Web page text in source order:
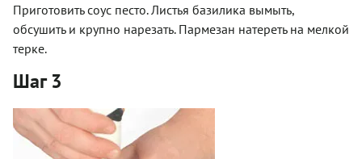
Приготовить соус песто. Листья базилика вымыть,
обсушить и крупно нарезать. Пармезан натереть на мелкой
терке.
Шаг 3